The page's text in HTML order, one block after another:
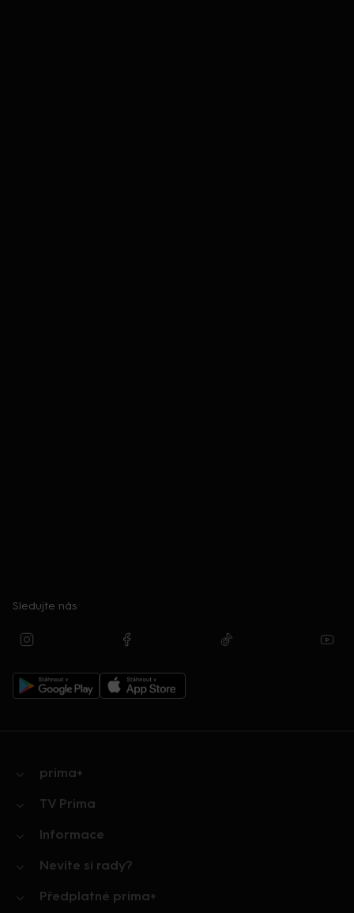
Sledujte nás
prima+
TV Prima
Informace
Nevíte si rady?
Předplatné prima+